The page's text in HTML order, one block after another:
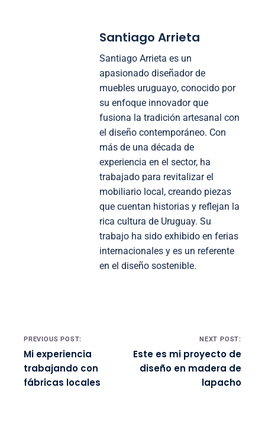
Santiago Arrieta
Santiago Arrieta es un
apasionado diseñador de
muebles uruguayo, conocido por
su enfoque innovador que
fusiona la tradición artesanal con
el diseño contemporáneo. Con
más de una década de
experiencia en el sector, ha
trabajado para revitalizar el
mobiliario local, creando piezas
que cuentan historias y reflejan la
rica cultura de Uruguay. Su
trabajo ha sido exhibido en ferias
internacionales y es un referente
en el diseño sostenible.
Post navigation
PREVIOUS POST:
Mi experiencia
trabajando con
fábricas locales
NEXT POST:
Este es mi proyecto de
diseño en madera de
lapacho